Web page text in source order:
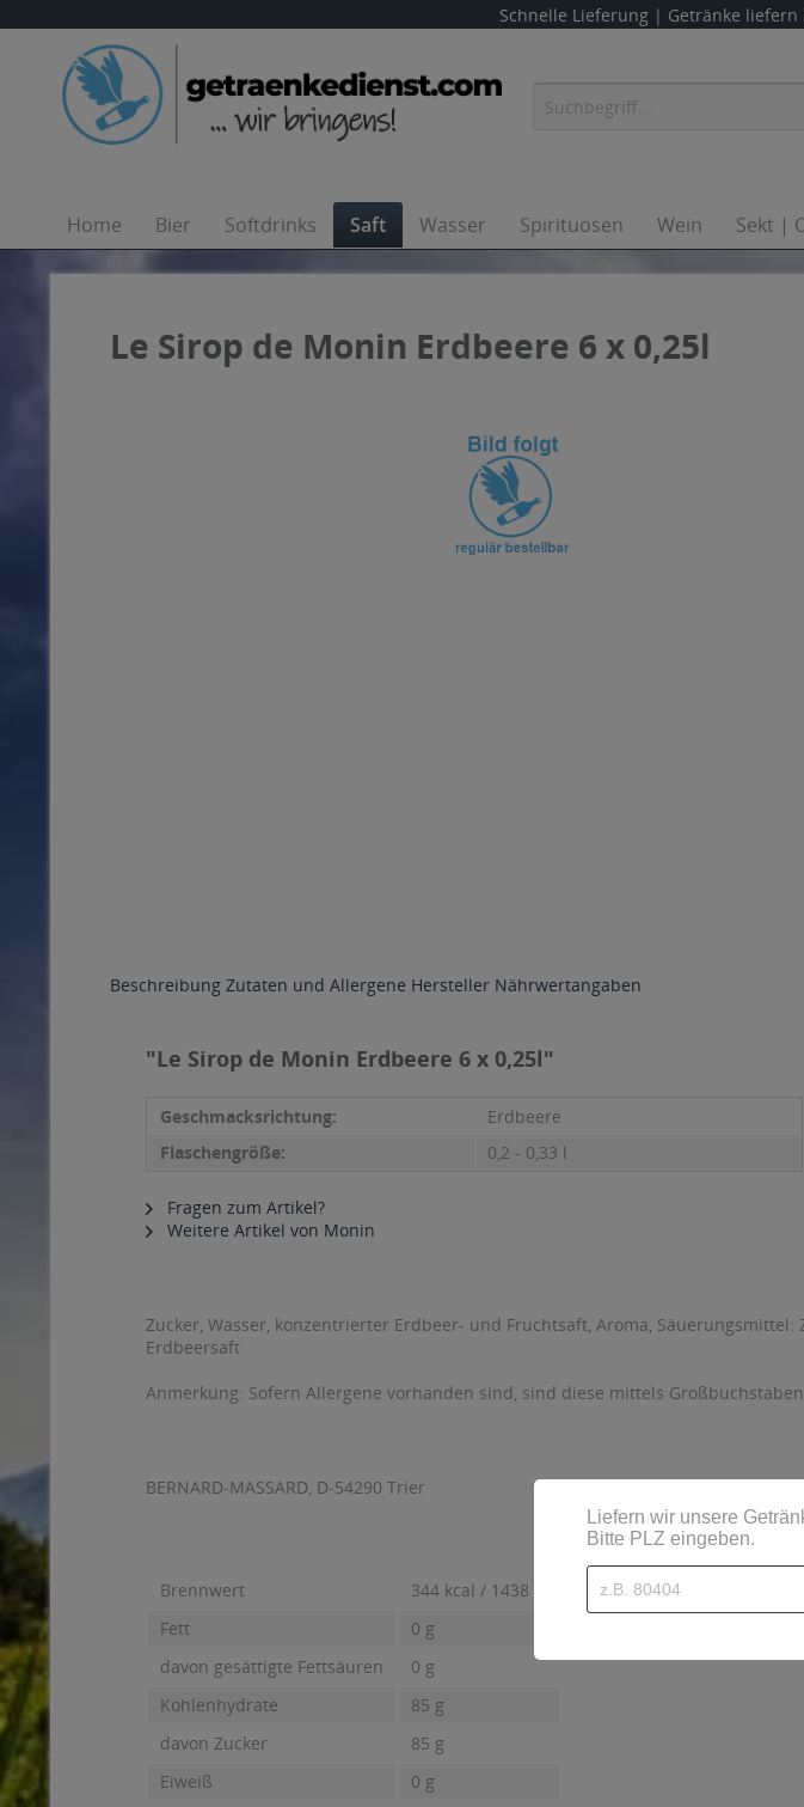
Schnelle Lieferung | Getränke liefern
Home Bier Softdrinks Saft Wasser Spirituosen Wein Sekt |
Le Sirop de Monin Erdbeere 6 x 0,25l
Beschreibung Zutaten und Allergene Hersteller Nährwertangaben
"Le Sirop de Monin Erdbeere 6 x 0,25l"
Geschmacksrichtung:
Erdbeere
Flaschengröße:
0,2 - 0,33 l
Fragen zum Artikel?
Weitere Artikel von Monin
Zucker, Wasser, konzentrierter Erdbeer- und Fruchtsaft, Aroma,
Erdbeersaft
Anmerkung: Sofern Allergene vorhanden sind, sind diese mittels
BERNARD-MASSARD, D-54290 Trier
Brennwert
344 kcal / 1438 kJ
Fett
0 g
davon gesättigte Fettsäuren
0 g
Kohlenhydrate
85 g
davon Zucker
85 g
Eiweiß
0 g